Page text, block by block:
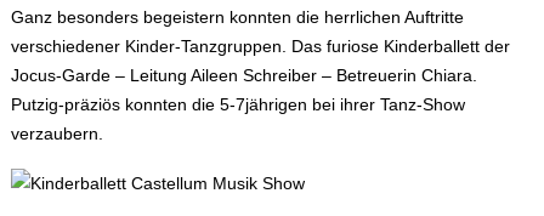
Ganz besonders begeistern konnten die herrlichen Auftritte
verschiedener Kinder-Tanzgruppen. Das furiose Kinderballett der
Jocus-Garde – Leitung Aileen Schreiber – Betreuerin Chiara.
Putzig-präziös konnten die 5-7jährigen bei ihrer Tanz-Show
verzaubern.